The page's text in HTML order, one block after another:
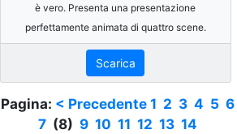
è vero. Presenta una presentazione
perfettamente animata di quattro scene.
Scarica
Pagina: < Precedente 1 2 3 4 5 6
7 (8)9 10 11 12 13 14